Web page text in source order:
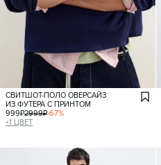
СВИТШОТ-ПОЛО ОВЕРСАЙЗ
ИЗ ФУТЕРА С ПРИНТОМ
999₽2999₽-67%
+1 ЦВЕТ